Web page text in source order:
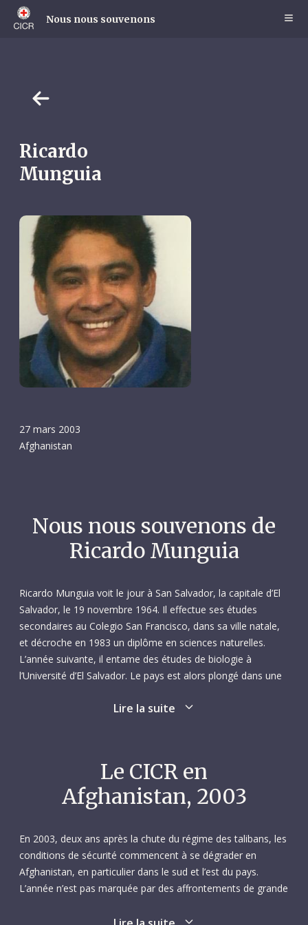
Skip
main
Nous nous souvenons
Ricardo
Munguia
27 mars 2003
Afghanistan
Nous nous souvenons de
Ricardo Munguia
Ricardo Munguia voit le jour à San Salvador, la capitale d’El
Salvador, le 19 novembre 1964. Il effectue ses études
secondaires au Colegio San Francisco, dans sa ville natale,
et décroche en 1983 un diplôme en sciences naturelles.
L’année suivante, il entame des études de biologie à
l’Université d’El Salvador. Le pays est alors plongé dans une
cette expérience marque profondément Ricardo. Déterminé
pour la Croix-Rouge, un rêve qui finira par se réaliser.
C’est en 1988 que Ricardo fait sa première expérience de
Salvador en tant qu’assistant dans le domaine de
l’assainissement. Deux ans plus tard, il s’installe en Suisse,
où il travaille en tant qu’aide-infirmier dans des hôpitaux de
Zurich. Il se marie et son épouse donne naissance à une fille
Lire la suite
Le CICR en
Afghanistan, 2003
En 2003, deux ans après la chute du régime des talibans, les
conditions de sécurité commencent à se dégrader en
Afghanistan, en particulier dans le sud et l’est du pays.
L’année n’est pas marquée par des affrontements de grande
fréquemment lancées contre des institutions publiques ainsi